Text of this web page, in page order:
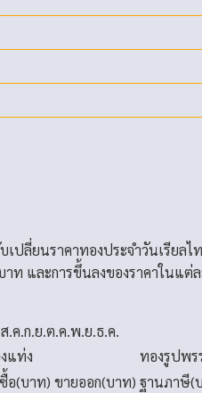
เปลี่ยนราคาทองประจำวันเรีย
าท และการขึ้นลงของราคาในแต่ล
ส.ค.ก.ย.ต.ค.พ.ย.ธ.ค.
แท่ง
ทองรูปพ
อ(บาท) ขายออก(บาท) ฐานภาษี(